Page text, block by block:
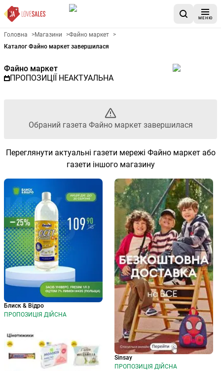
МЕНЮ
Рекламна газета Файно
Головна >Магазини >Файно маркет >
Каталог Файно маркет завершилася
Файно маркет
ПРОПОЗИЦІЇ НЕАКТУАЛЬНА
Обраний газета Файно маркет завершилася
Переглянути актуальні газети мережі Файно маркет або
газети іншого магазину
Блиск & Відро
ПРОПОЗИЦІЯ ДІЙСНА
Sinsay
ПРОПОЗИЦІЯ ДІЙСНА